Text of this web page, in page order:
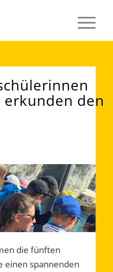
den
die fünften
einen spannenden